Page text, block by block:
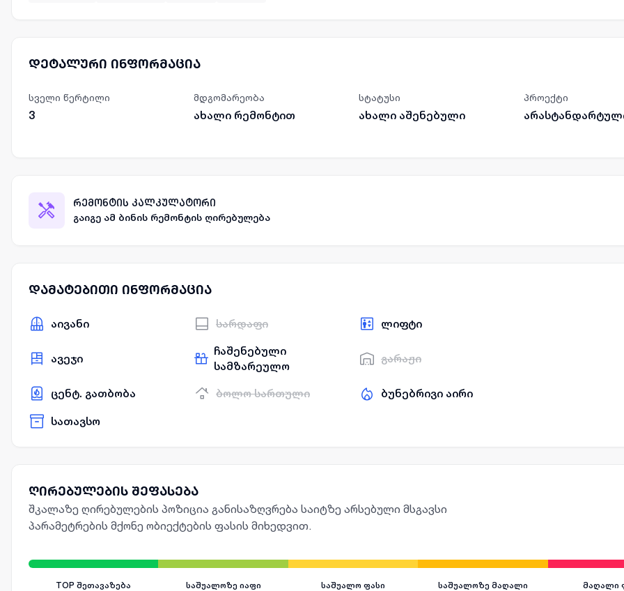
დეტალური ინფორმაცია
სველი წერტილი
3
მდგომარეობა
ახალი რემონტით
სტატუსი
ახალი აშენებული
პროექტი
რემონტის კალკულატორი
გაიგე ამ ბინის რემონტის ღირებულება
დამატებითი ინფორმაცია
აივანი სარდაფი ლიფტი
ავეჯი
ჩაშენებული
სამზარეულო
გარაჟი
ცენტ. გათბობა ბოლო სართული ბუნებრივი აირი
სათავსო
ღირებულების შეფასება
შკალაზე ღირებულების პოზიცია განისაზღვრება საიტზე არსებული მსგავსი
პარამეტრების მქონე ობიექტების ფასის მიხედვით.
TOP შეთავაზება საშუალოზე იაფი საშუალო ფასი საშუალოზე მაღალი მაღალი